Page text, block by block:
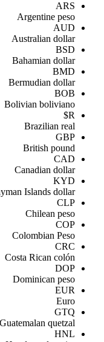
ARS
Argentine peso
AUD
Australian dollar
BSD
Bahamian dollar
BMD
Bermudian dollar
BOB
Bolivian boliviano
R$
Brazilian real
GBP
British pound
CAD
Canadian dollar
KYD
Islands dollar
CLP
Chilean peso
COP
Colombian Peso
CRC
Costa Rican colón
DOP
Dominican peso
EUR
Euro
GTQ
Guatemalan quetzal
HNL